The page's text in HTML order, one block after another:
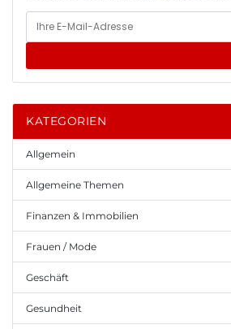
KATEGORIEN
Allgemein
Allgemeine Themen
Finanzen & Immobilien
Frauen / Mode
Geschäft
Gesundheit